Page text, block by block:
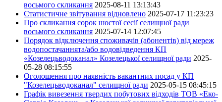
восьмого скликання 2025-08-11 13:13:43
Статистичне звітування відновлено 2025-07-17 11:23:23
Про скликання сорок шостої сесії селищної ради
восьмого скликання 2025-07-14 12:07:45
Порядок відключення споживачів (абонентів) від мереж
водопостачаннята/або водовідведення КП
«Козелецьводоканал» Козелецької селищної ради 2025-
05-28 08:15:55
Оголошення про наявність вакантних посад у КП
"Козелецьводоканал" селищної ради 2025-05-15 08:45:15
Графік вивезення твердих побутових відходів ТОВ «Еко-